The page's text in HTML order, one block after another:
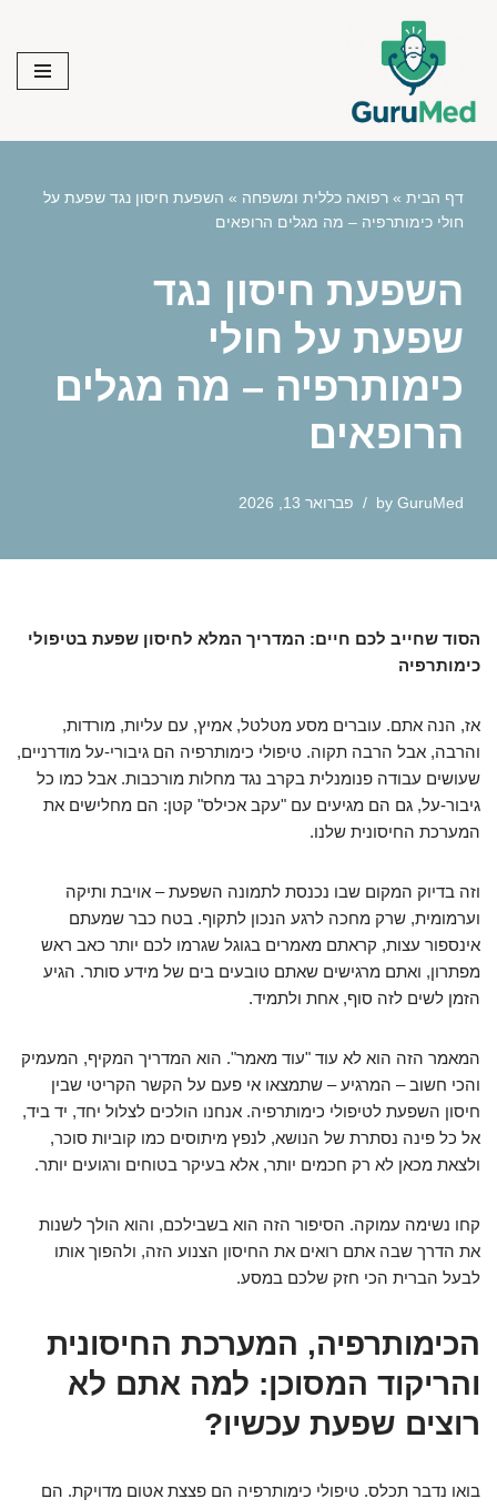
content
דף הבית » רפואה כללית ומשפחה » השפעת חיסון נגד שפעת על
חולי כימותרפיה – מה מגלים הרופאים
השפעת חיסון נגד
שפעת על חולי
כימותרפיה – מה מגלים
הרופאים
by GuruMed פברואר 13, 2026
הסוד שחייב לכם חיים: המדריך המלא לחיסון שפעת בטיפולי
כימותרפיה
אז, הנה אתם. עוברים מסע מטלטל, אמיץ, עם עליות, מורדות,
והרבה, אבל הרבה תקוה. טיפולי כימותרפיה הם גיבורי-על מודרניים,
שעושים עבודה פנומנלית בקרב נגד מחלות מורכבות. אבל כמו כל
גיבור-על, גם הם מגיעים עם "עקב אכילס" קטן: הם מחלישים את
המערכת החיסונית שלנו.
וזה בדיוק המקום שבו נכנסת לתמונה השפעת – אויבת ותיקה
וערמומית, שרק מחכה לרגע הנכון לתקוף. בטח כבר שמעתם
אינספור עצות, קראתם מאמרים בגוגל שגרמו לכם יותר כאב ראש
מפתרון, ואתם מרגישים שאתם טובעים בים של מידע סותר. הגיע
הזמן לשים לזה סוף, אחת ולתמיד.
המאמר הזה הוא לא עוד "עוד מאמר". הוא המדריך המקיף, המעמיק
והכי חשוב – המרגיע – שתמצאו אי פעם על הקשר הקריטי שבין
חיסון השפעת לטיפולי כימותרפיה. אנחנו הולכים לצלול יחד, יד ביד,
אל כל פינה נסתרת של הנושא, לנפץ מיתוסים כמו קוביות סוכר,
ולצאת מכאן לא רק חכמים יותר, אלא בעיקר בטוחים ורגועים יותר.
קחו נשימה עמוקה. הסיפור הזה הוא בשבילכם, והוא הולך לשנות
את הדרך שבה אתם רואים את החיסון הצנוע הזה, ולהפוך אותו
לבעל הברית הכי חזק שלכם במסע.
הכימותרפיה, המערכת החיסונית
והריקוד המסוכן: למה אתם לא
רוצים שפעת עכשיו?
בואו נדבר תכלס. טיפולי כימותרפיה הם פצצת אטום מדויקת. הם